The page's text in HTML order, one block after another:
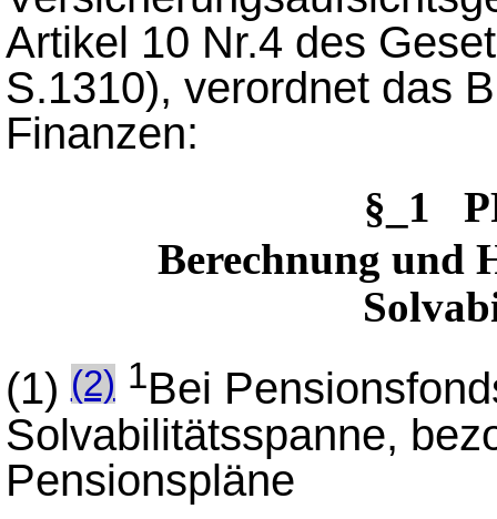
Artikel 10 Nr.4 des
S.1310), verordnet das
Finanzen:
§_1
Berechnung und
(1)(2) 1Bei
Solvabilitätsspanne,
Pensionspläne